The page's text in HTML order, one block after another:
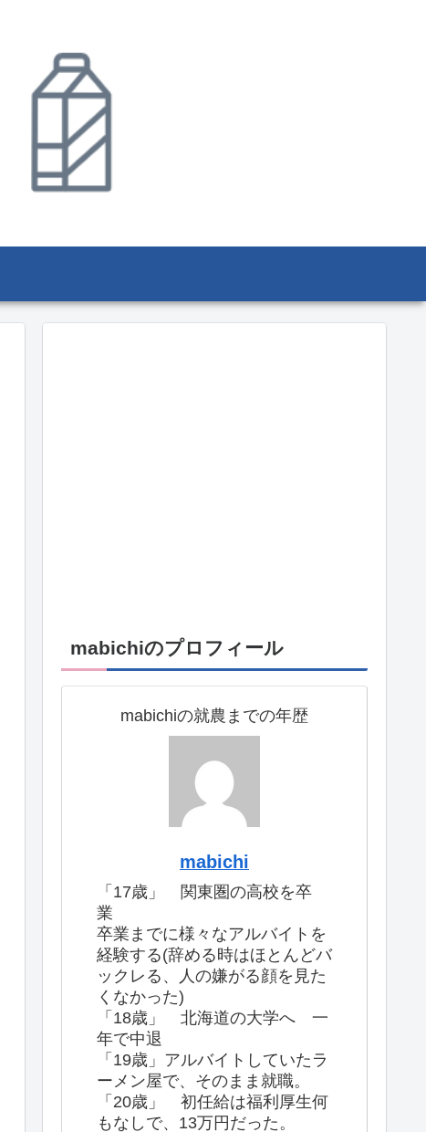
mabichiのプロフィール
mabichiの就農までの年歴
mabichi
「17歳」 関東圏の高校を卒
業
卒業までに様々なアルバイトを
経験する(辞める時はほとんどバ
ックレる、人の嫌がる顔を見た
くなかった)
「18歳」 北海道の大学へ 一
年で中退
「19歳」アルバイトしていたラ
ーメン屋で、そのまま就職。
「20歳」 初任給は福利厚生何
もなしで、13万円だった。